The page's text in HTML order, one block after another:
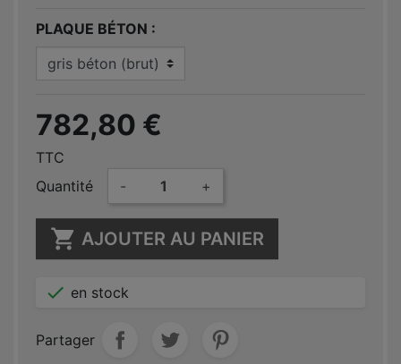
PLAQUE BÉTON
782,80 €
TTC
Quantité
- +
 AJOUTER AU PANIER
 en stock
Partager